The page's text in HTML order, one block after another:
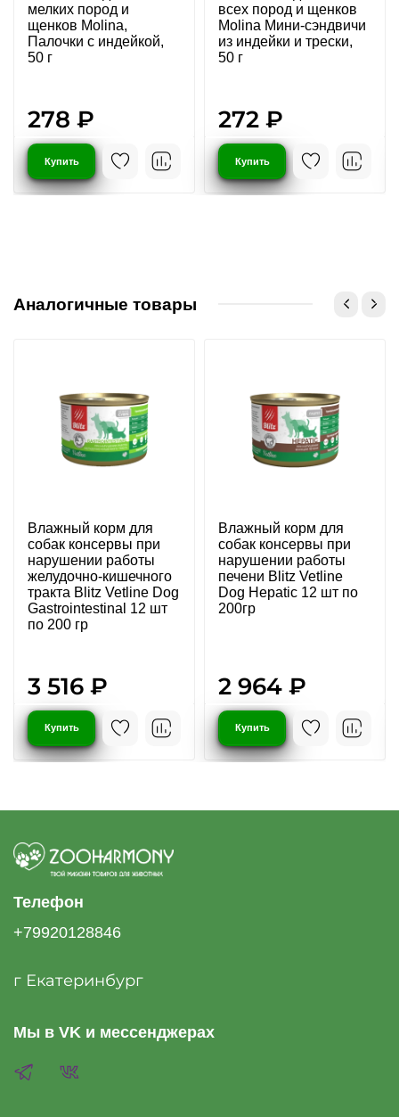
мелких пород и
щенков Molina,
Палочки с индейкой,
50 г
278 ₽
Купить
всех пород и щенков
Molina Мини-сэндвичи
из индейки и трески,
50 г
272 ₽
Купить
Аналогичные товары
Влажный корм для
собак консервы при
нарушении работы
желудочно-кишечного
тракта Blitz Vetline Dog
Gastrointestinal 12 шт
по 200 гр
3 516 ₽
Купить
Влажный корм для
собак консервы при
нарушении работы
печени Blitz Vetline
Dog Hepatic 12 шт по
200гр
2 964 ₽
Купить
Телефон
+79920128846
г Екатеринбург
Мы в VK и мессенджерах